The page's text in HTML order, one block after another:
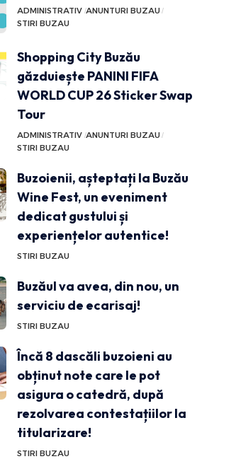
ADMINISTRATIV ANUNTURI BUZAU
STIRI BUZAU
Shopping City Buzău
găzduiește PANINI FIFA
WORLD CUP 26 Sticker Swap
Tour
ADMINISTRATIV ANUNTURI BUZAU
STIRI BUZAU
Buzoienii, așteptați la Buzău
Wine Fest, un eveniment
dedicat gustului și
experiențelor autentice!
STIRI BUZAU
Buzăul va avea, din nou, un
serviciu de ecarisaj!
STIRI BUZAU
Încă 8 dascăli buzoieni au
obținut note care le pot
asigura o catedră, după
rezolvarea contestațiilor la
titularizare!
STIRI BUZAU